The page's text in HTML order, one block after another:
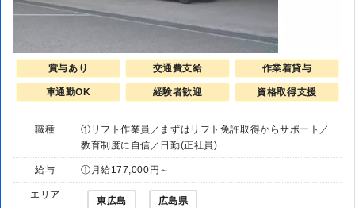
賞与あり 交通費支給 作業着貸与
車通勤OK 経験者歓迎 資格取得支援
職種
①リフト作業員／まずはリフト免許取得からサポート／
教育制度に自信／日勤(正社員)
給与 ①月給177,000円～
エリア
東広島 広島県